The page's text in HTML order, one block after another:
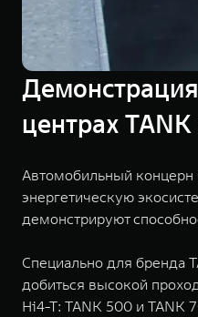
центрах
Автомобильный концерн
энергетическую
демонстрируют
Специально для бренда
добиться высокой
Hi4-T: TANK 500 и TANK